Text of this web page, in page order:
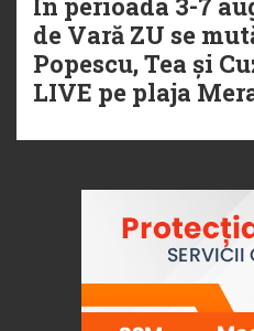
de Vară ZU se
Popescu, Tea și
LIVE pe plaja